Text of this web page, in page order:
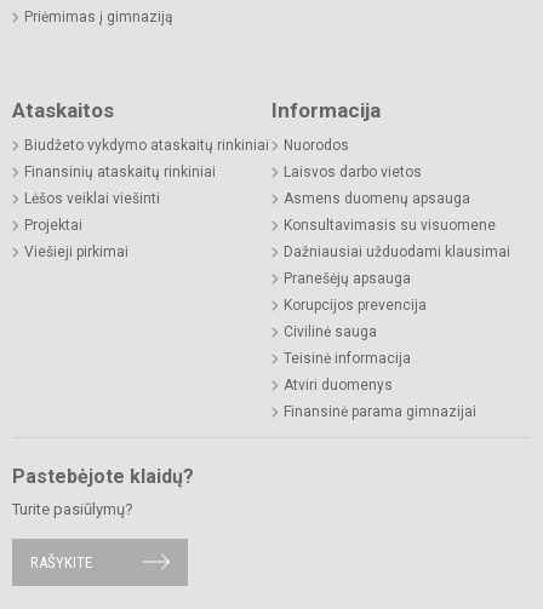
Priėmimas į gimnaziją
Ataskaitos
Biudžeto vykdymo ataskaitų rinkiniai
Finansinių ataskaitų rinkiniai
Lėšos veiklai viešinti
Projektai
Viešieji pirkimai
Informacija
Nuorodos
Laisvos darbo vietos
Asmens duomenų apsauga
Konsultavimasis su visuomene
Dažniausiai užduodami klausimai
Pranešėjų apsauga
Korupcijos prevencija
Civilinė sauga
Teisinė informacija
Atviri duomenys
Finansinė parama gimnazijai
Pastebėjote klaidų?
Turite pasiūlymų?
RAŠYKITE